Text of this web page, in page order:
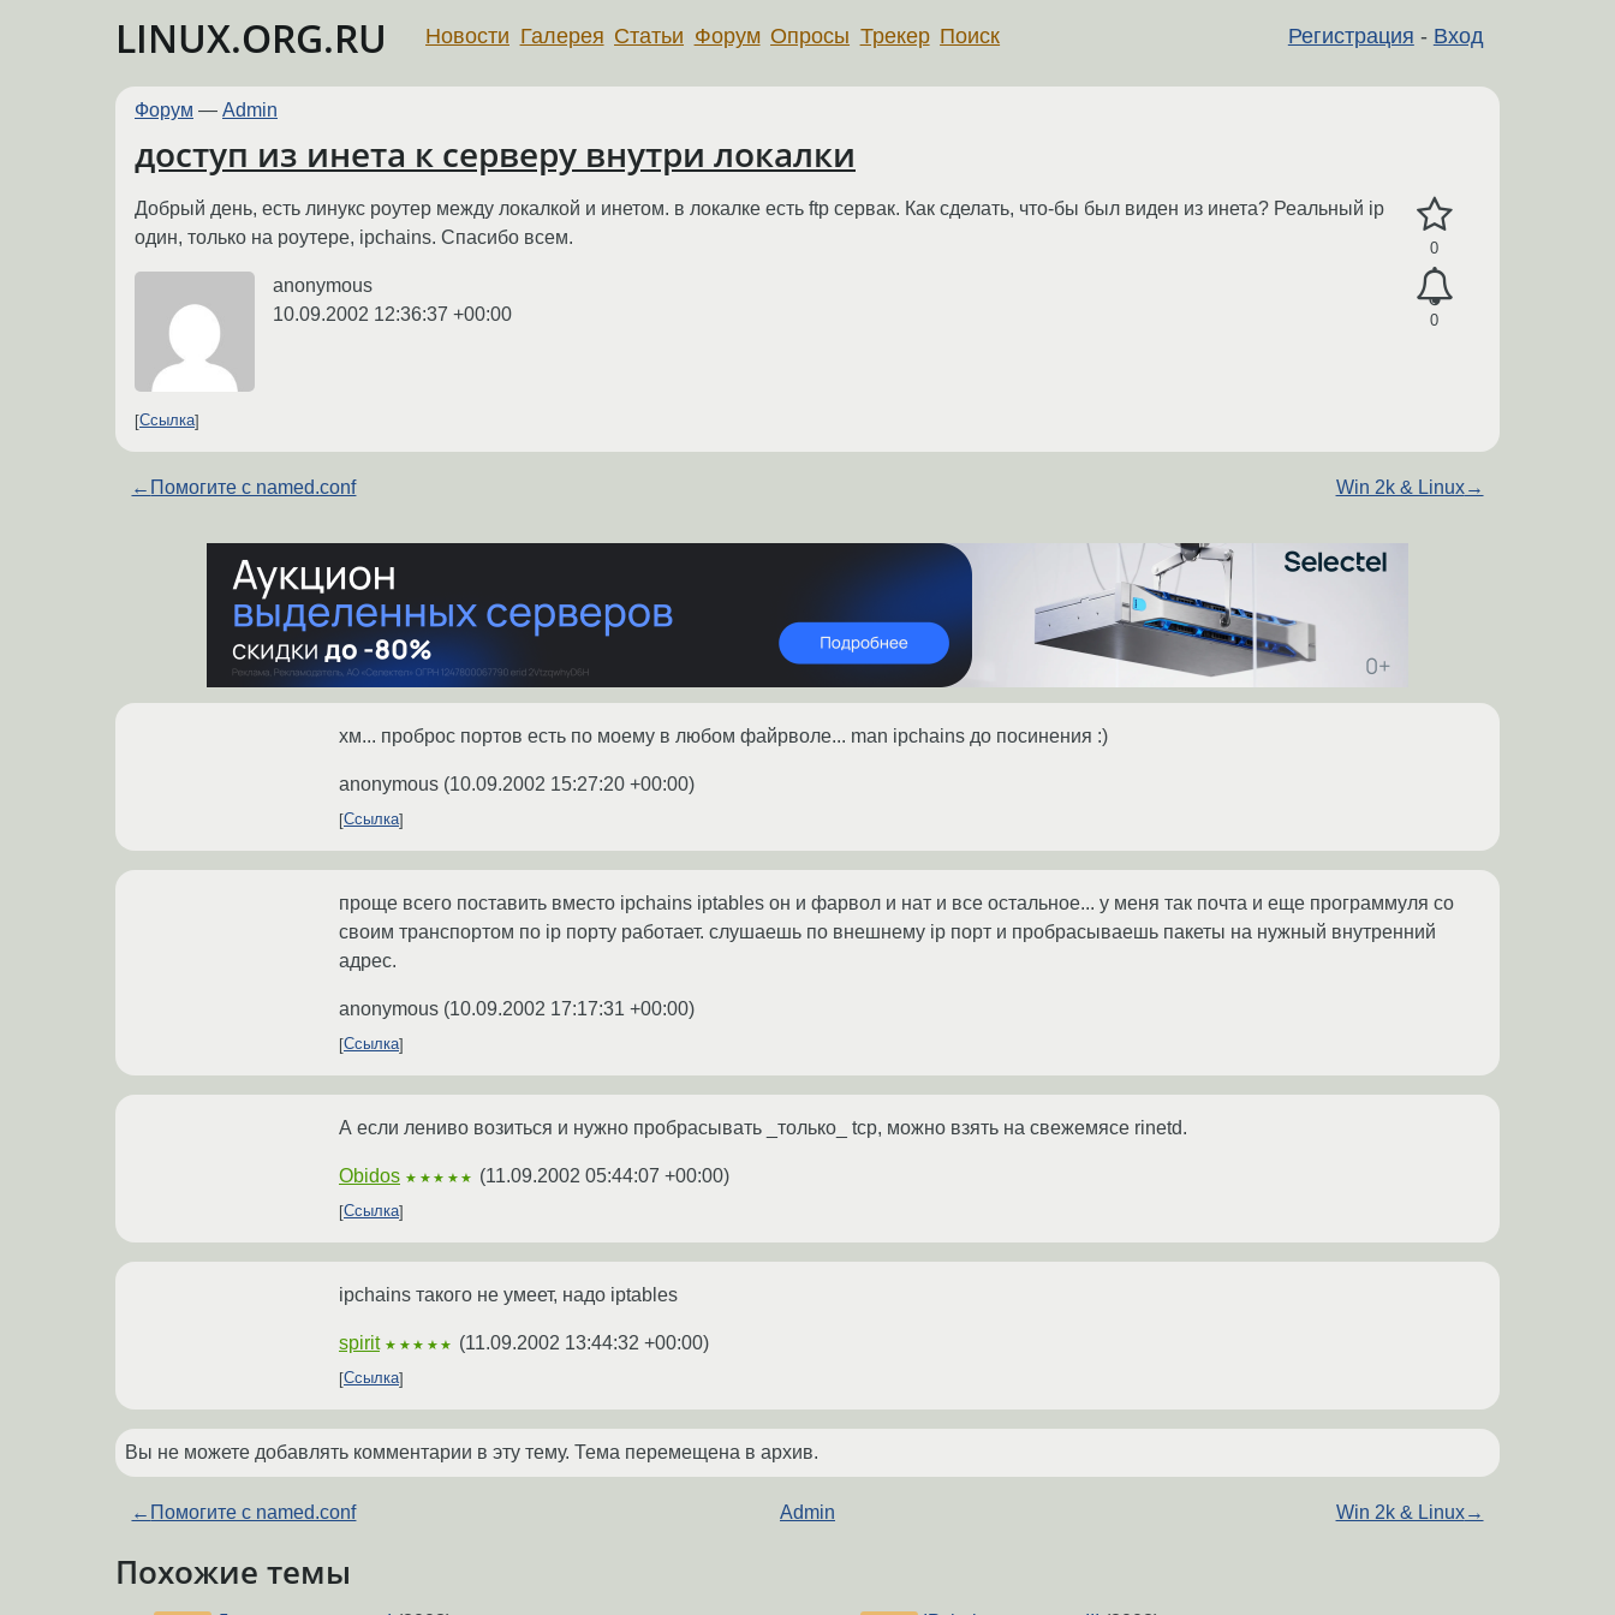
LINUX.ORG.RU Регистрация - Вход
Новости Галерея Статьи Форум Опросы Трекер Поиск
Форум — Admin
доступ из инета к серверу внутри локалки
0
0
Добрый день, есть линукс роутер между локалкой и инетом. в локалке есть ftp сервак. Как сделать, что-бы был виден из инета? Реальный ip
один, только на роутере, ipchains. Спасибо всем.
anonymous
10.09.2002 12:36:37 +00:00
Ссылка
← Помогите с named.conf Win 2k & Linux→
хм... проброс портов есть по моему в любом файрволе... man ipchains до посинения :)
anonymous (10.09.2002 15:27:20 +00:00)
Ссылка
проще всего поставить вместо ipchains iptables он и фарвол и нат и все остальное... у меня так почта и еще программуля со
своим транспортом по ip порту работает. слушаешь по внешнему ip порт и пробрасываешь пакеты на нужный внутренний
адрес.
anonymous (10.09.2002 17:17:31 +00:00)
Ссылка
А если лениво возиться и нужно пробрасывать _только_ tcp, можно взять на свежемясе rinetd.
Obidos ★★★★★ (11.09.2002 05:44:07 +00:00)
Ссылка
ipchains такого не умеет, надо iptables
spirit ★★★★★ (11.09.2002 13:44:32 +00:00)
Ссылка
Вы не можете добавлять комментарии в эту тему. Тема перемещена в архив.
← Помогите с named.conf Admin Win 2k & Linux→
Похожие темы